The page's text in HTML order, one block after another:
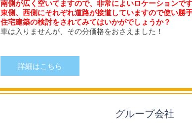
南側が広く空いてますので、非常によいロケーションです
東側、西側にそれぞれ道路が接道していますので使い勝
住宅建築の検討をされてみてはいかがでしょうか？
​車は入りませんが、その分価格をおさえました！
詳細はこちら
グループ会社